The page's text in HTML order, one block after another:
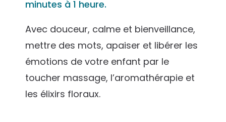
minutes à 1 heure.
Avec douceur, calme et bienveillance,
mettre des mots, apaiser et libérer les
émotions de votre enfant par le
toucher massage, l’aromathérapie et
les élixirs floraux.